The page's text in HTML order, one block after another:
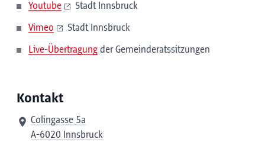
Youtube Stadt Innsbruck
Vimeo Stadt Innsbruck
Live-Übertragung der Gemeinderatssitzungen
Kontakt
Colingasse 5a
A-6020 Innsbruck